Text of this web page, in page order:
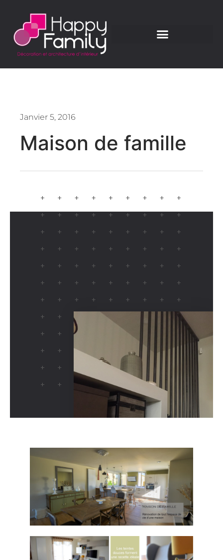
Janvier 5, 2016
Maison de famille